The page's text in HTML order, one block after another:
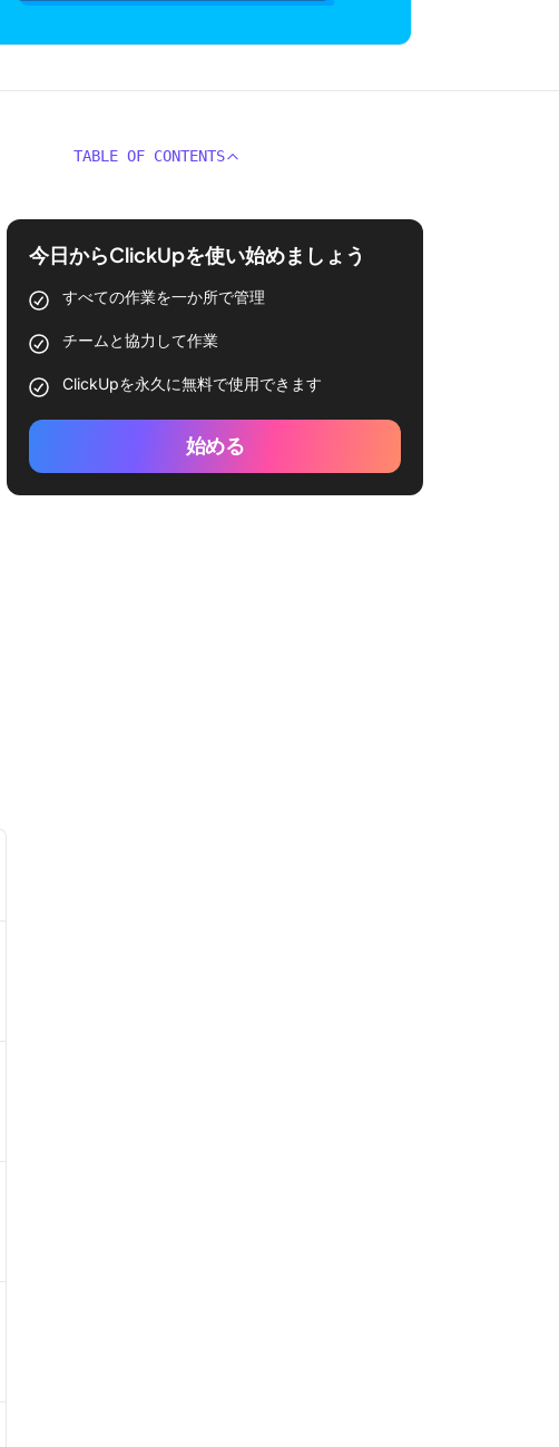
TABLE OF CONTENTS
今日からClickUpを使い始めましょう
すべての作業を一か所で管理
チームと協力して作業
ClickUpを永久に無料で使用できます
始める